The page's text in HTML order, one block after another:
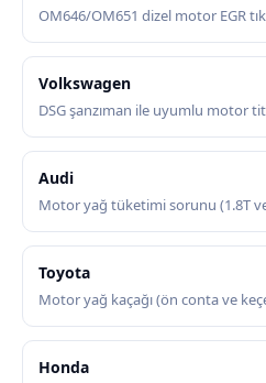
OM646/OM651 dizel motor EGR
Volkswagen
DSG şanzıman ile uyumlu motor
Audi
Motor yağ tüketimi sorunu (1.8T
Toyota
Motor yağ kaçağı (ön conta ve
Honda